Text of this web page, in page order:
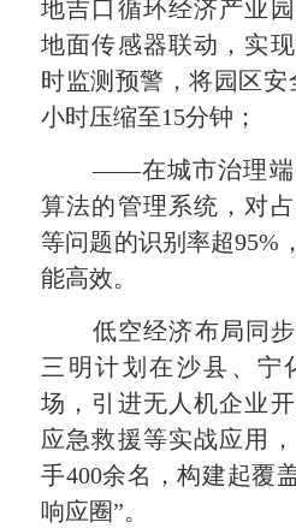
地吉口循环经济产业
地面传感器联动，实
时监测预警，将园区
小时压缩至15分钟；
——在城市治理端
算法的管理系统，对
等问题的识别率超95%
能高效。
低空经济布局同步
三明计划在沙县、宁
场，引进无人机企业
应急救援等实战应用
手400余名，构建起覆
响应圈”。